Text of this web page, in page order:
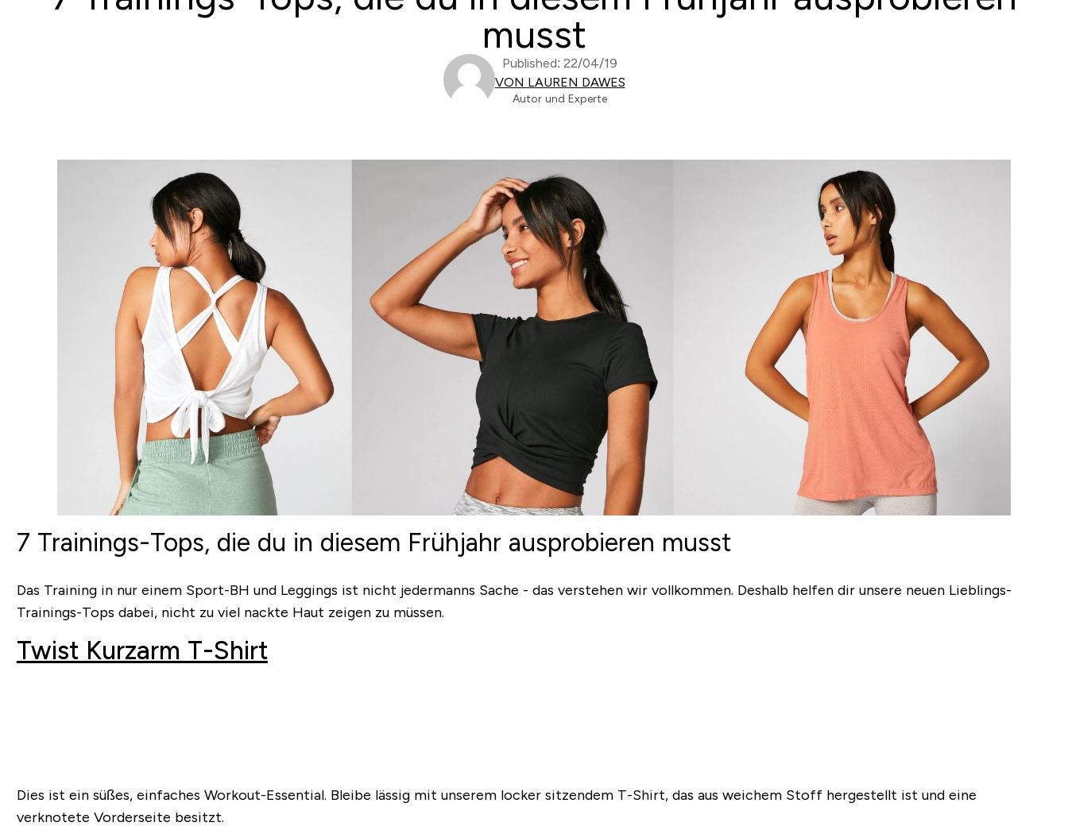
musst
Published: 22/04/19
VON LAUREN DAWES
Autor und Experte
7 Trainings-Tops, die du in diesem Frühjahr ausprobieren musst
Das Training in nur einem Sport-BH und Leggings ist nicht jedermanns Sache - das verstehen wir vollkommen. Deshalb helfen dir unsere neuen Lieblings-
Trainings-Tops dabei, nicht zu viel nackte Haut zeigen zu müssen.
Twist Kurzarm T-Shirt
Dies ist ein süßes, einfaches Workout-Essential. Bleibe lässig mit unserem locker sitzendem T-Shirt, das aus weichem Stoff hergestellt ist und eine
verknotete Vorderseite besitzt.